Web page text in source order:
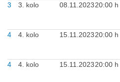
3
3. kolo 08.11.202320:00 h
4
4. kolo 15.11.202320:00 h
4
4. kolo 15.11.202320:00 h